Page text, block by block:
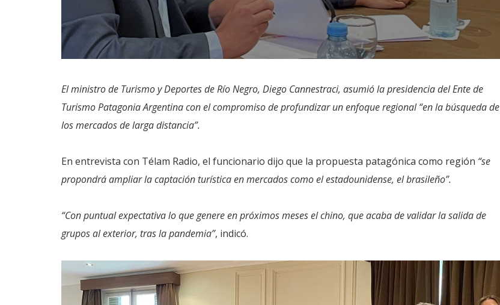
El ministro de Turismo y Deportes de Río Negro, Diego Cannestraci, asumió la presidencia del Ente de
Turismo Patagonia Argentina con el compromiso de profundizar un enfoque regional “en la búsqueda de
los mercados de larga distancia”.
En entrevista con Télam Radio, el funcionario dijo que la propuesta patagónica como región “se
propondrá ampliar la captación turística en mercados como el estadounidense, el brasileño”.
“Con puntual expectativa lo que genere en próximos meses el chino, que acaba de validar la salida de
grupos al exterior, tras la pandemia”, indicó.